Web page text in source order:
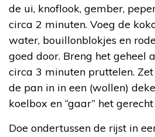
de ui, knoflook, gember,
circa 2 minuten. Voeg de
water, bouillonblokjes en
goed door. Breng het geheel
circa 3 minuten pruttelen.
de pan in in een (wollen)
koelbox en “gaar” het
Doe ondertussen de rijst in